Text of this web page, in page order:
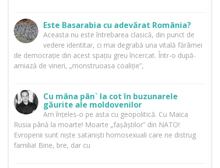
Este Basarabia cu adevărat România?
Aceasta nu este întrebarea clasică, din punct de
vedere identitar, ci mai degrabă una vitală fărâmei
de democrație din acest spațiu greu încercat. Într-o după-
amiază de vineri, „monstruoasa coaliție”,
Cu mâna pân` la cot în buzunarele
găurite ale moldovenilor
Am înțeles-o pe asta cu geopolitică. Cu Maica
Rusia până la moarte! Moarte „fașâștilor” din NATO!
Evropenii sunt niște sataniști homosexuali care ne distrug
familia! Bine, bre, dar cu